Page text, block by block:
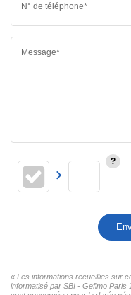
N° de téléphone*
Message*
« Les informations recueillies sur
informatisé par SBI - Gefimo Paris